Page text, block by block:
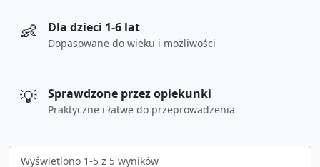
👶 Dla dzieci 1-6 lat
Dopasowane do wieku i możliwości
💡 Sprawdzone przez opiekunki
Praktyczne i łatwe do przeprowadzenia
Wyświetlono 1-5 z 5 wyników